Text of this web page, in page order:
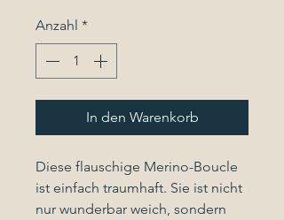
Anzahl *
In den Warenkorb
Diese flauschige Merino-Boucle
ist einfach traumhaft. Sie ist nicht
nur wunderbar weich, sondern